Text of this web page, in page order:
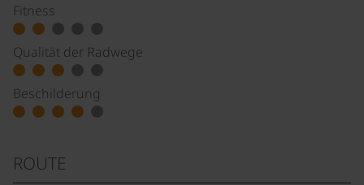
Fitness
Qualität der Radwege
Beschilderung
ROUTE